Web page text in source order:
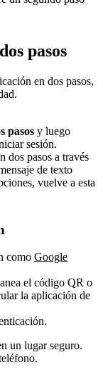
pasos
en dos pasos,
pasos y luego
sesión.
dos pasos a través
de texto
vuelve a esta
como Google
el código QR o
la aplicación de
un lugar seguro.